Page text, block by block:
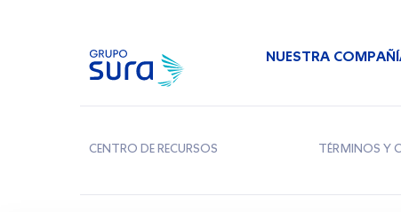
NUESTRA
CENTRO DE RECURSOS TÉRMINOS Y